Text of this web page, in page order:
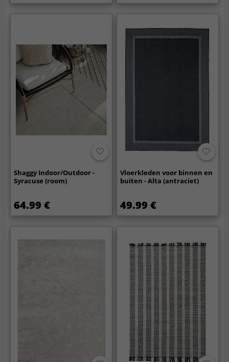
Shaggy Indoor/Outdoor -
Syracuse (room)
64.99 €
Vloerkleden voor binnen en
buiten - Alta (antraciet)
49.99 €